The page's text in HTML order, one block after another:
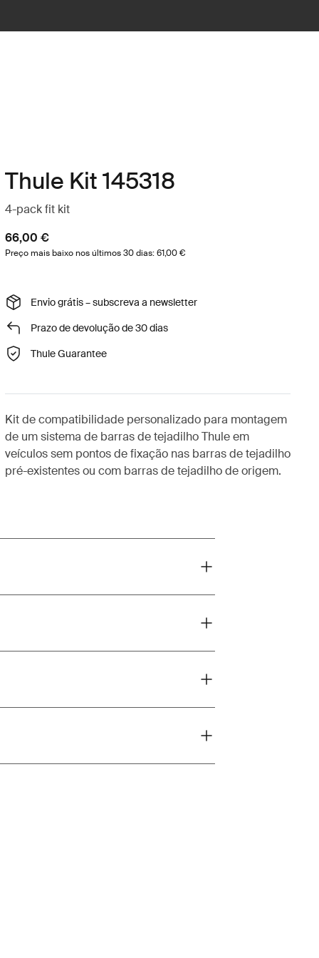
Thule Kit 145318
4-pack fit kit
66,00 €
Preço mais baixo nos últimos 30 dias: 61,00 €
Envio grátis – subscreva a newsletter
Prazo de devolução de 30 dias
Thule Guarantee
Kit de compatibilidade personalizado para montagem
de um sistema de barras de tejadilho Thule em
veículos sem pontos de fixação nas barras de tejadilho
pré-existentes ou com barras de tejadilho de origem.